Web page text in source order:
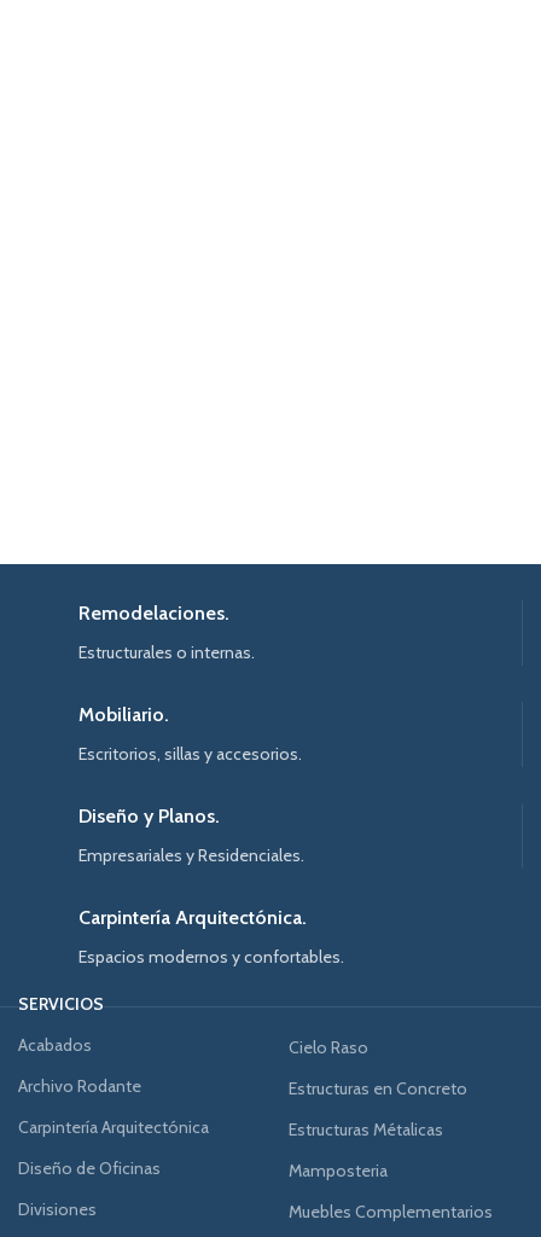
Remodelaciones.
Estructurales o internas.
Mobiliario.
Escritorios, sillas y accesorios.
Diseño y Planos.
Empresariales y Residenciales.
Carpintería Arquitectónica.
Espacios modernos y confortables.
SERVICIOS
Acabados
Archivo Rodante
Carpintería Arquitectónica
Diseño de Oficinas
Divisiones
Cielo Raso
Estructuras en Concreto
Estructuras Métalicas
Mamposteria
Muebles Complementarios